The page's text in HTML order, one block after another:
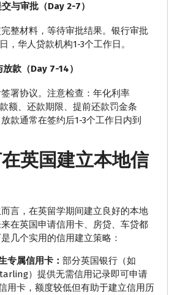
与审批（Day 2-7）
整材料，等待审批结果。银行审批
，华人贷款机构1-3个工作日。
款（Day 7-14）
署协议。注意检查：年化利率
款额、还款期限、提前还款罚金条
款通常在签约后1-3个工作日内到
英国建立本地信
言，在英留学期间建立良好的本地
在英国申请信用卡、房贷、车贷都
几个实用的信用建立策略：
专属信用卡： 部分英国银行（如
）提供无需信用记录即可申请
用卡，额度较低但有助于建立信用历